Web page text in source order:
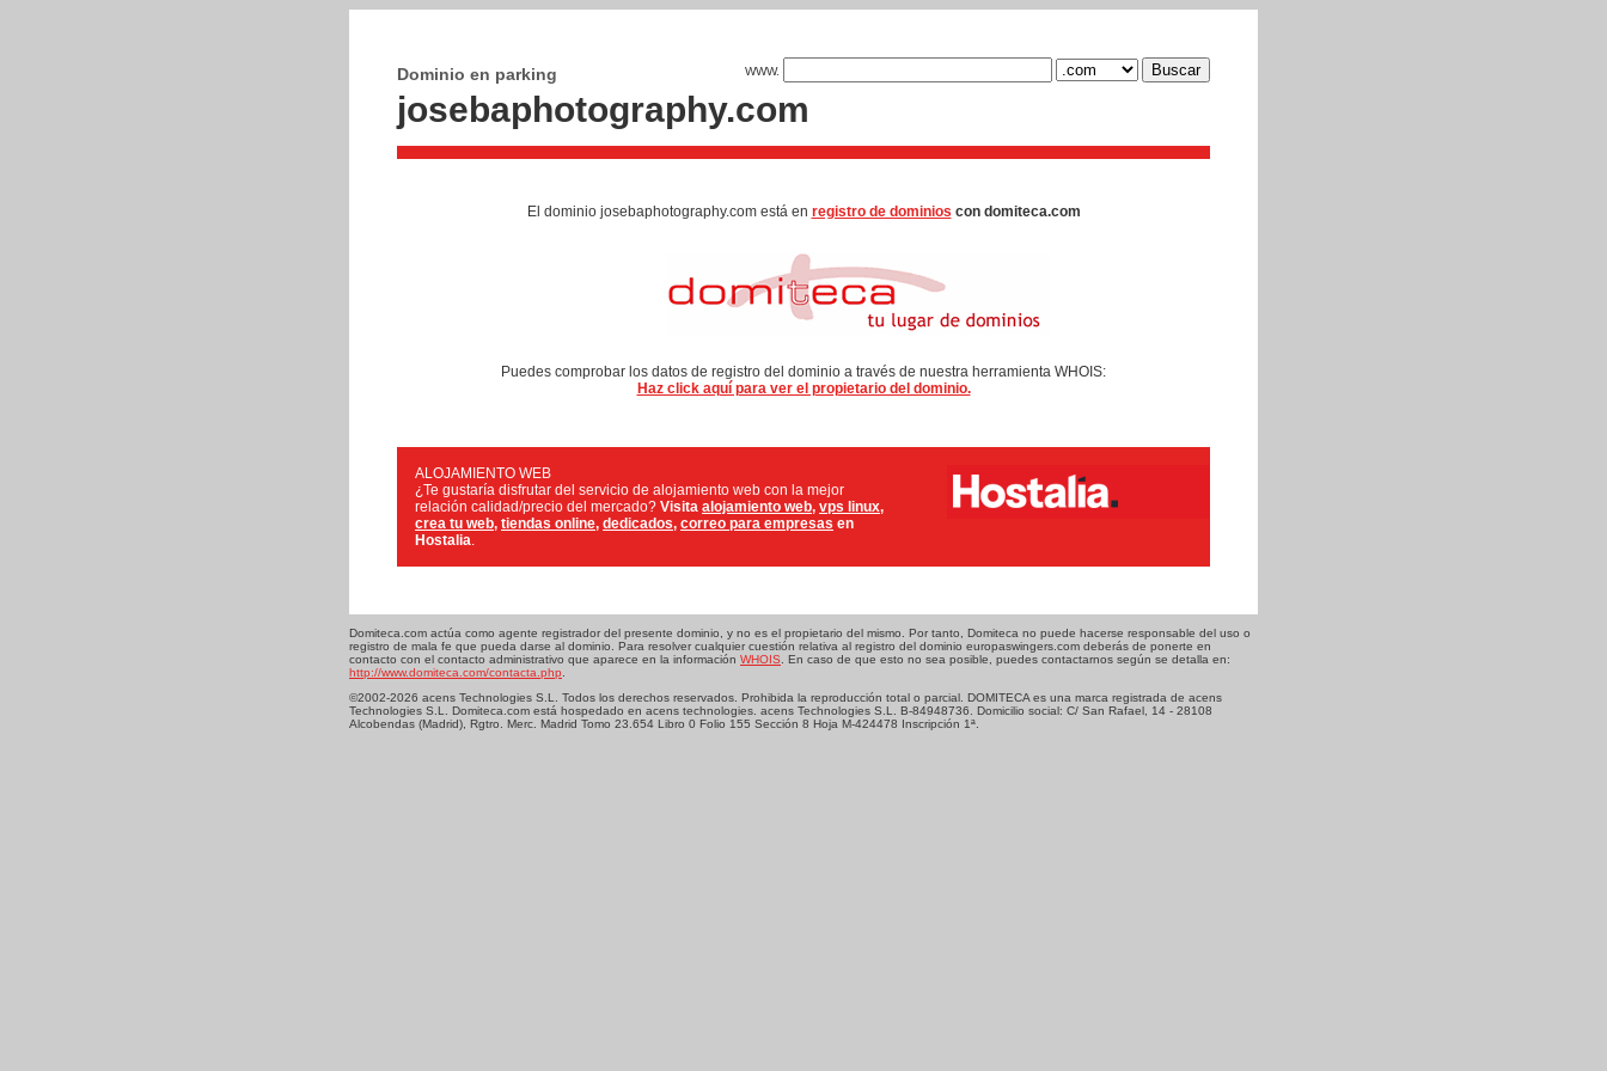
Dominio en parking
josebaphotography.com
WWW. Buscar
El dominio josebaphotography.com está en registro de dominios con domiteca.com
Puedes comprobar los datos de registro del dominio a través de nuestra herramienta WHOIS:
Haz click aquí para ver el propietario del dominio.
ALOJAMIENTO WEB
¿Te gustaría disfrutar del servicio de alojamiento web con la mejor
relación calidad/precio del mercado? Visita alojamiento web, vps linux,
crea tu web, tiendas online, dedicados, correo para empresas en
Hostalia.
Domiteca.com actúa como agente registrador del presente dominio, y no es el propietario del mismo. Por tanto, Domiteca no puede hacerse responsable del uso o
registro de mala fe que pueda darse al dominio. Para resolver cualquier cuestión relativa al registro del dominio europaswingers.com deberás de ponerte en
contacto con el contacto administrativo que aparece en la información WHOIS . En caso de que esto no sea posible, puedes contactarnos según se detalla en:
http://www.domiteca.com/contacta.php
©2002-2026 acens Technologies S.L. Todos los derechos reservados. Prohibida la reproducción total o parcial. DOMITECA es una marca registrada de acens
Technologies S.L. Domiteca.com está hospedado en acens technologies. acens Technologies S.L. B-84948736. Domicilio social: C/ San Rafael, 14 - 28108
Alcobendas (Madrid), Rgtro. Merc. Madrid Tomo 23.654 Libro 0 Folio 155 Sección 8 Hoja M-424478 Inscripción 1ª.